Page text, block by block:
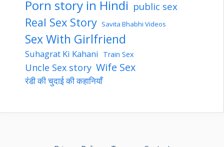
Porn story in Hindi public sex
Real Sex Story Savita Bhabhi Videos
Sex With Girlfriend
Suhagrat Ki Kahani Train Sex
Uncle Sex story Wife Sex
रंडी की चुदाई की कहानियाँ